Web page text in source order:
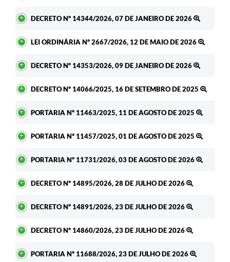
DECRETO Nº 14344/2026, 07 DE JANEIRO DE 2026
LEI ORDINÁRIA Nº 2667/2026, 12 DE MAIO DE 2026
DECRETO Nº 14353/2026, 09 DE JANEIRO DE 2026
DECRETO Nº 14066/2025, 16 DE SETEMBRO DE 2025
PORTARIA Nº 11463/2025, 11 DE AGOSTO DE 2025
PORTARIA Nº 11457/2025, 01 DE AGOSTO DE 2025
PORTARIA Nº 11731/2026, 03 DE AGOSTO DE 2026
DECRETO Nº 14895/2026, 28 DE JULHO DE 2026
DECRETO Nº 14891/2026, 23 DE JULHO DE 2026
DECRETO Nº 14860/2026, 23 DE JULHO DE 2026
PORTARIA Nº 11688/2026, 23 DE JULHO DE 2026